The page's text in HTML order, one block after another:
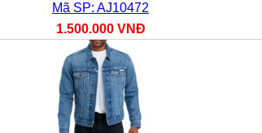
Mã SP: AJ10472
1.500.000 VNĐ